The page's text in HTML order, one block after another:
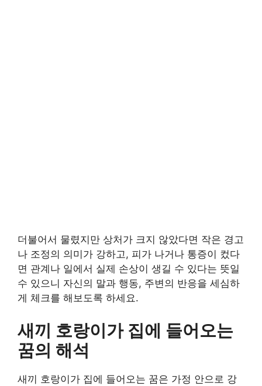
더불어서 물렸지만 상처가 크지 않았다면 작은 경고
나 조정의 의미가 강하고, 피가 나거나 통증이 컸다
면 관계나 일에서 실제 손상이 생길 수 있다는 뜻일
수 있으니 자신의 말과 행동, 주변의 반응을 세심하
게 체크를 해보도록 하세요.
새끼 호랑이가 집에 들어오는
꿈의 해석
새끼 호랑이가 집에 들어오는 꿈은 가정 안으로 강